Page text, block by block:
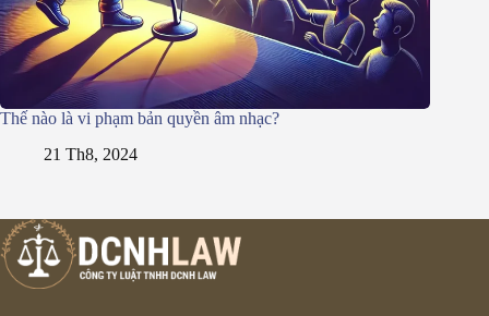
Thế nào là vi phạm bản quyền âm nhạc?
21 Th8, 2024